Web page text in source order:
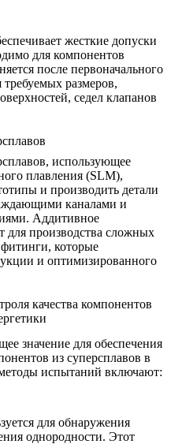
жесткие допуски
для компонентов
после первоначального
размеров,
седел клапанов
, использующее
плавления (SLM),
и производить детали
каналами и
Аддитивное
для производства сложных
которые
и оптимизированного
качества компонентов
значение для обеспечения
из суперсплавов в
испытаний включают:
для обнаружения
однородности. Этот